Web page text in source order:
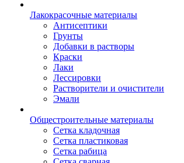
Лакокрасочные материалы
Антисептики
Грунты
Добавки в растворы
Краски
Лаки
Лессировки
Растворители и очистители
Эмали
Общестроительные материалы
Сетка кладочная
Сетка пластиковая
Сетка рабица